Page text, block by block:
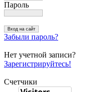
Пароль
Забыли пароль?
Нет учетной записи?
Зарегистрируйтесь!
Счетчики